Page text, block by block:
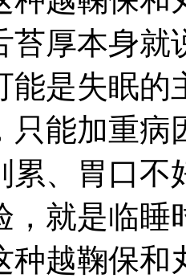
苔厚本身就
能是失眠的
只能加重
累、胃口不
，就是临睡
种越鞠保